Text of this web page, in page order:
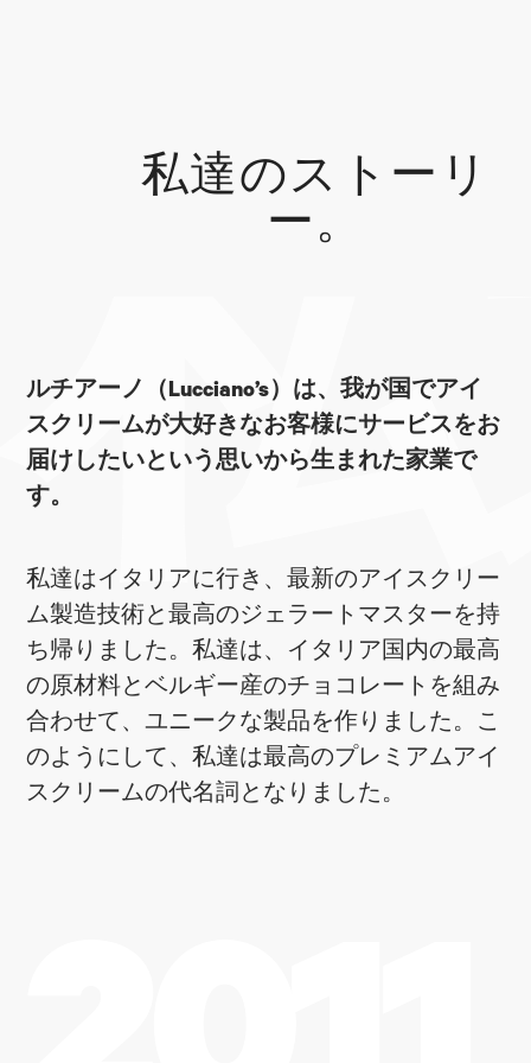
私達のストーリ
ー。
ルチアーノ（Lucciano’s）は、我が国でアイ
スクリームが大好きなお客様にサービスをお
届けしたいという思いから生まれた家業で
す。
私達はイタリアに行き、最新のアイスクリー
ム製造技術と最高のジェラートマスターを持
ち帰りました。私達は、イタリア国内の最高
の原材料とベルギー産のチョコレートを組み
合わせて、ユニークな製品を作りました。こ
のようにして、私達は最高のプレミアムアイ
スクリームの代名詞となりました。